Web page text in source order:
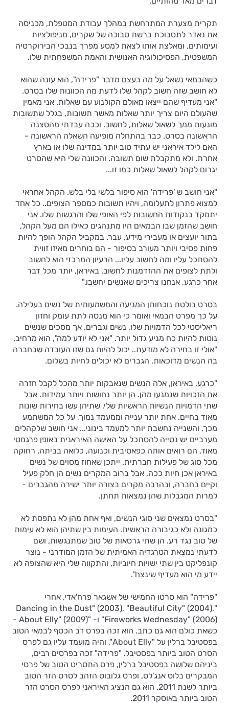
תקרית מצערת המתרחשת במהלך עבודת המטפלת, מכניסה
את נאדר לתסבוכת ברשת סבוכה של שקרים, מניפולציות
ועימותים, ומאלצת אותו לצאת למסע מפרך בנבכי הבירוקרטיה
המשפטית, הפסיכולוגיה האנושית והאמת המשפחתית שלו.
כשהבמאי נשאל על מה בעצם מדבר "פרידה", הוא עונה שהוא
לא חושב שזה חשוב לקהל שלו לדעת מה הכוונות שלו בסרט.
"אני מעדיף שהם ייצאו מאולם הקולנוע עם שאלות. אני מאמין
שהעולם היום צריך יותר שאלות מאשר תשובות, בגלל שתשובות
מונעות ממך לשאול שאלות, לחשוב. וככה עבדתי מהסצנה
הראשונה בסרט. כבר בהתחלה מופיעה השאלה הראשונה -
האם לילד איראני יש עתיד טוב יותר במדינה שלו או בארץ
אחרת. ולא מתקבלת שום תשובה. והכוונה שלי היא שהסרט
יגרום לקהל לשאול שאלות כמו זו...
"אני חושב ש 'פרידה' הוא סיפור בלשי בלי בלש. הקהל אחראי
למצוא פתרון לתעלומה, ויהיו תשובות כמספר הצופים.. כל אחד
יתמקד בנקודות החשובות לפי האופי שלו והרגשות שלו. אני
חושב שהזמן שבו הבמאים היו מתנהגים כאילו הם מעל הקהל,
בתור יועצים או מעבירי מידע, עבר. במקביל הקהל הופך להיות
פחות פסיבי ויותר מעורב בסיפור - הם בוחרים מאיזו זווית
להסתכל עליו ומה לחשוב עליו... הרעיון המרכזי הוא לחשוב
ולתת לצופים את ההזדמנות לחשוב. באיראן, יותר מכל דבר
אחר כרגע, אנחנו צריכים שאנשים יחשבו."
בסרט בולטת נוכחותן המניעה והמשמעותית של נשים בעלילה.
על כך מפרט הבמאי ואומר כי הוא מנסה לתת עומק וחזון
ריאליסטי לכל הדמויות שלו, נשים וגברים, אך מסכים שנשים
נוטות להיות כח מניע גדול יותר. "אני לא יודע למה", הוא מרחיב,
"אולי זו בחירה לא מודעת.. יכול להיות גם שזו העובדה שבחברה
בה הנשים מדוכאות, הגברים לא יכולים לחיות בשלום.
"כרגע, באיראן, אלה הנשים שנאבקות יותר מהכל לקבל חזרה
את הזכויות שנמנעו מהן. הן יותר נחושות ויותר עמידות. אבל
שתי הדמויות הנשיות הראשיות שלי, שתיהן עשו בחירות שונות
מאוד בחיים. אחת יותר ענייה וממעמד נמוך, על כל המשתמע
מכך, והשנייה נחשבת יותר למעמד בינוני... אני חושב שלקהלים
מערביים יש נטייה להסתכל על האישה האיראנית באופן פרגמטי
מאוד. הם רואים אותה כפאסיבית וכנועה, כלואה בביתה, רחוקה
מכל סוג של פעילות חברתית. ייתכן שאחוז מסוים של נשים
באיראן אכן חיות ככה, אבל ברוב המקרים נשים הן חלק פעיל
וקיים בחברה, ובהרבה מקרים בצורה יותר ישירה מהגברים -
למרות המגבלות שהן נמצאות תחתן.
"בסרט נמצאים שני סוגי הנשים, ואף אחת מהן לא נתפסת לא
כמגונה ולא כגיבורה הראשית. העימות בין שתיהן הוא לא עימות
של טוב נגד רע. הן שתי גרסאות של טוב שמתנגשות, ושם
לדעתי נמצאת הטרגדיה האמיתית של הזמן המודרני - נוצר
קונפליקט בין שתי ישויות חיוביות, והתקווה שלי היא שהצופה לא
יידע מי הוא מעדיף שינצח".
"פרידה" הוא סרטו החמישי של אשגאר פרח'אדי, אחרי
"Dancing in the Dust" (2003), "Beautiful City" (2004),
"Fireworks Wednesday" (2006) ו- "About Elly" (2009) -
כשאת כולם הוא גם כתב. הוא זכה בפרס דב הכסף לבמאי הטוב
בפסטיבל ברלין על "About Elly", והיה מועמד עליו גם לפרס
הסרט הטוב ביותר בפסטיבל. "פרידה" זכה בפרסים רבים,
ביניהם שלושה בפסטיבל ברלין, פרס התסריט הטוב של פרסי
המבקרים בלוס אנג'לס, ופרס גלובוס הזהב לסרט הזר הטוב
ביותר לשנת 2011. הוא גם הנציג האיראני לפרס הסרט הזר
הטוב ביותר באוסקר 2011.